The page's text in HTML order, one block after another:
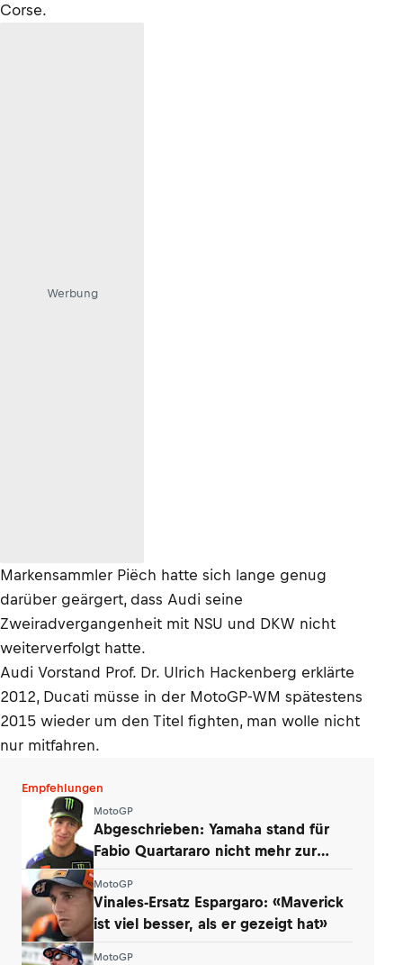
Corse.
Werbung
Markensammler Piëch hatte sich lange genug
darüber geärgert, dass Audi seine
Zweiradvergangenheit mit NSU und DKW nicht
weiterverfolgt hatte.
Audi Vorstand Prof. Dr. Ulrich Hackenberg erklärte
2012, Ducati müsse in der MotoGP-WM spätestens
2015 wieder um den Titel fighten, man wolle nicht
nur mitfahren.
Empfehlungen
MotoGP
Abgeschrieben: Yamaha stand für
Fabio Quartararo nicht mehr zur
MotoGP
Vinales-Ersatz Espargaro: «Maverick
ist viel besser, als er gezeigt hat»
MotoGP